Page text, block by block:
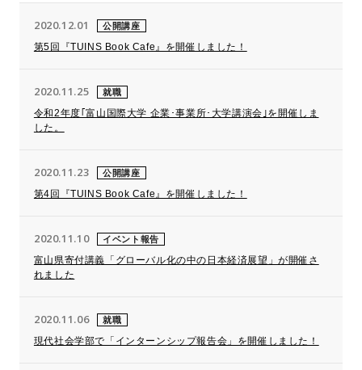
2020.12.01 公開講座
第5回『TUINS Book Cafe』を開催しました！
2020.11.25 就職
令和2年度｢富山国際大学 企業･事業所･大学講演会｣を開催しま
した。
2020.11.23 公開講座
第4回『TUINS Book Cafe』を開催しました！
2020.11.10 イベント報告
富山県寄付講義「グローバル化の中の日本経済展望」が開催さ
れました
2020.11.06 就職
現代社会学部で「インターンシップ報告会」を開催しました！